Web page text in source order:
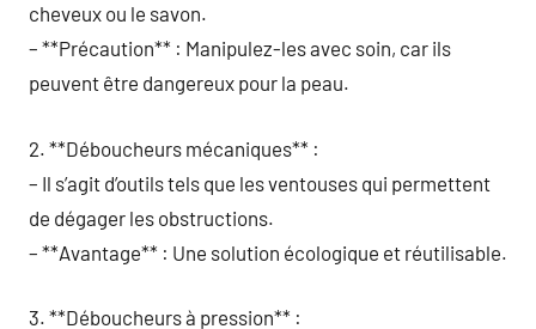
cheveux ou le savon.
– **Précaution** : Manipulez-les avec soin, car ils
peuvent être dangereux pour la peau.
2. **Déboucheurs mécaniques** :
– Il s’agit d’outils tels que les ventouses qui permettent
de dégager les obstructions.
– **Avantage** : Une solution écologique et réutilisable.
3. **Déboucheurs à pression** :